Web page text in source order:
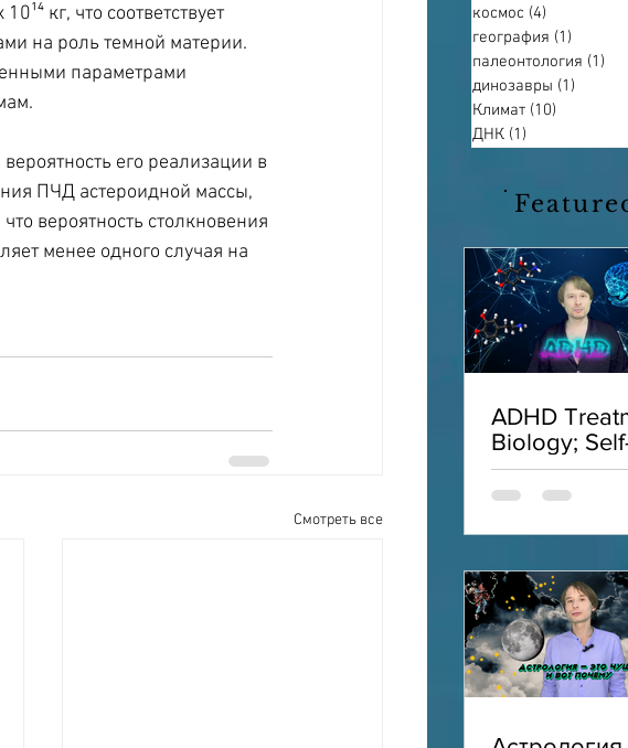
кг, что соответствует
на роль темной материи.
параметрами
его реализации в
ПЧД астероидной массы,
вероятность столкновения
менее одного случая на
Смотреть все
космос (4)
география (1)
палеонтология (1)
динозавры (1)
Климат (10)
ДНК (1)
ADHD
Biology;
Acceptance;
Interviews;